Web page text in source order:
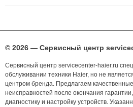
© 2026 — Сервисный центр
Сервисный центр servicecenter-haier.ru
обслуживании техники Haier, но не
центром бренда. Предлагаем
неисправностей после окончания
диагностику и настройку устройств.